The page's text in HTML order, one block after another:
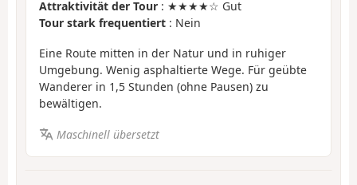
Attraktivität der Tour : ★★★★☆ Gut
Tour stark frequentiert : Nein
Eine Route mitten in der Natur und in ruhiger
Umgebung. Wenig asphaltierte Wege. Für geübte
Wanderer in 1,5 Stunden (ohne Pausen) zu
bewältigen.
Maschinell übersetzt